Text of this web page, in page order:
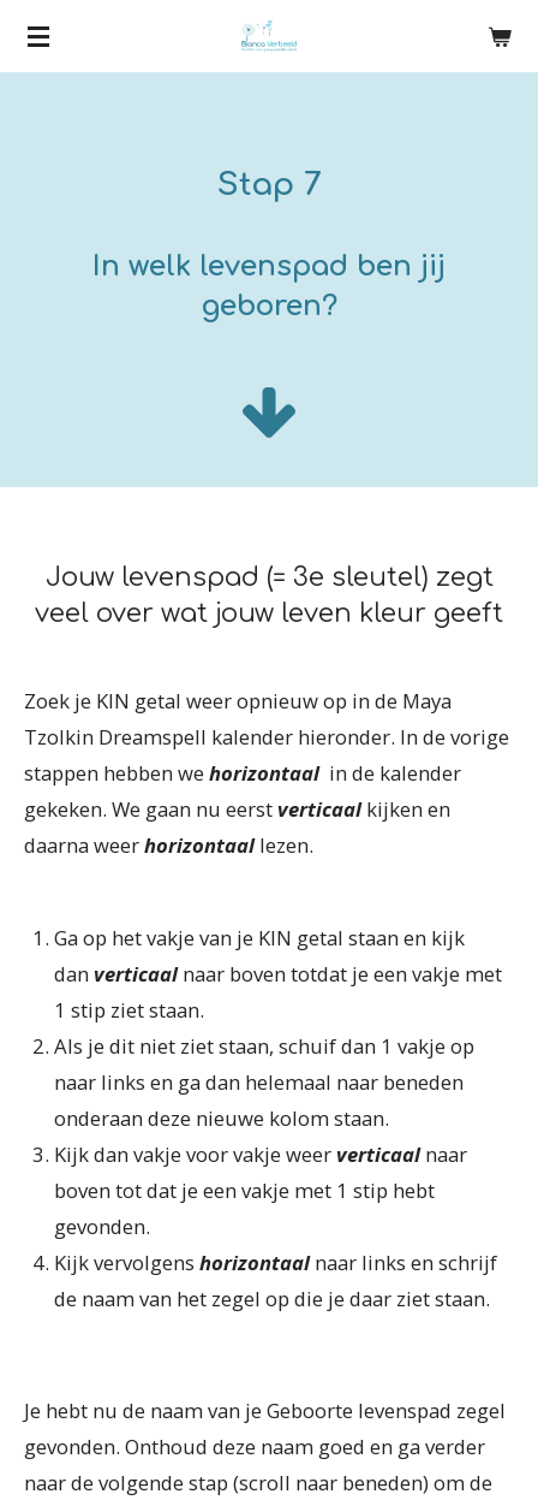
Ga
Stap 7
In welk levenspad ben jij
geboren?
Jouw levenspad (= 3e sleutel) zegt
veel over wat jouw leven kleur geeft
Zoek je KIN getal weer opnieuw op in de Maya
Tzolkin Dreamspell kalender hieronder. In de vorige
stappen hebben we horizontaalin de kalender
gekeken. We gaan nu eerstverticaalkijken en
daarna weerhorizontaallezen.
Ga op het vakje van je KIN getal staan en kijk
danverticaalnaar boven totdat je een vakje met
1 stip ziet staan.
Als je dit niet ziet staan, schuif dan 1 vakje op
naar links en ga dan helemaal naar beneden
onderaan deze nieuwe kolom staan.
Kijk dan vakje voor vakje weerverticaalnaar
boven tot dat je een vakje met 1 stip hebt
gevonden.
Kijk vervolgens horizontaalnaar links en schrijf
de naam van het zegel op die je daar ziet staan.
Je hebt nu de naam van je Geboorte levenspad zegel
gevonden. Onthoud deze naam goed en ga verder
naar de volgende stap (scroll naar beneden) om de